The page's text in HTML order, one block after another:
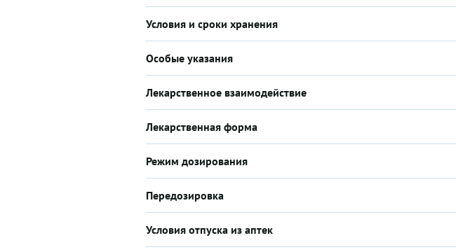
Условия и сроки хранения
Особые указания
Лекарственное взаимодействие
Лекарственная форма
Режим дозирования
Передозировка
Условия отпуска из аптек